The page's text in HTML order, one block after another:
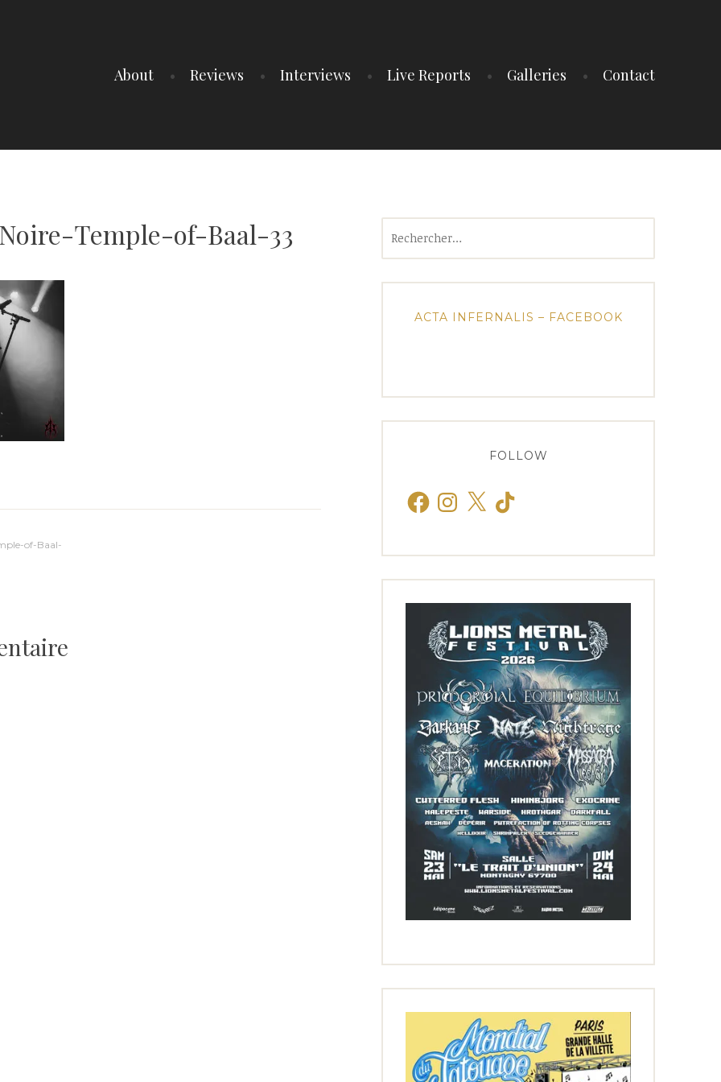
About Reviews Interviews Live Reports Galleries Contact
Temple-of-Baal-33
of-Baal-
ACTA INFERNALIS – FACEBOOK
FOLLOW
FacebookInstagram
X TikTok